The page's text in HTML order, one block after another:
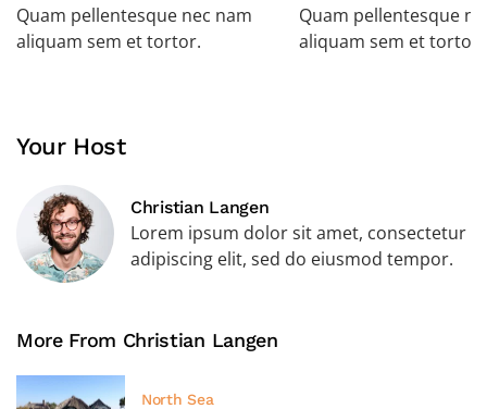
Quam pellentesque nec nam
aliquam sem et tortor.
Quam pellentesque
aliquam sem et tortor.
Your Host
Christian Langen
Lorem ipsum dolor sit amet, consectetur
adipiscing elit, sed do eiusmod tempor.
More From Christian Langen
North Sea